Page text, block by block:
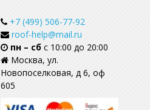
+7 (499) 506-77-92
roof-help@mail.ru
пн – сб с 10:00 до 20:00
Москва, ул.
Новопоселковая, д 6, оф
605